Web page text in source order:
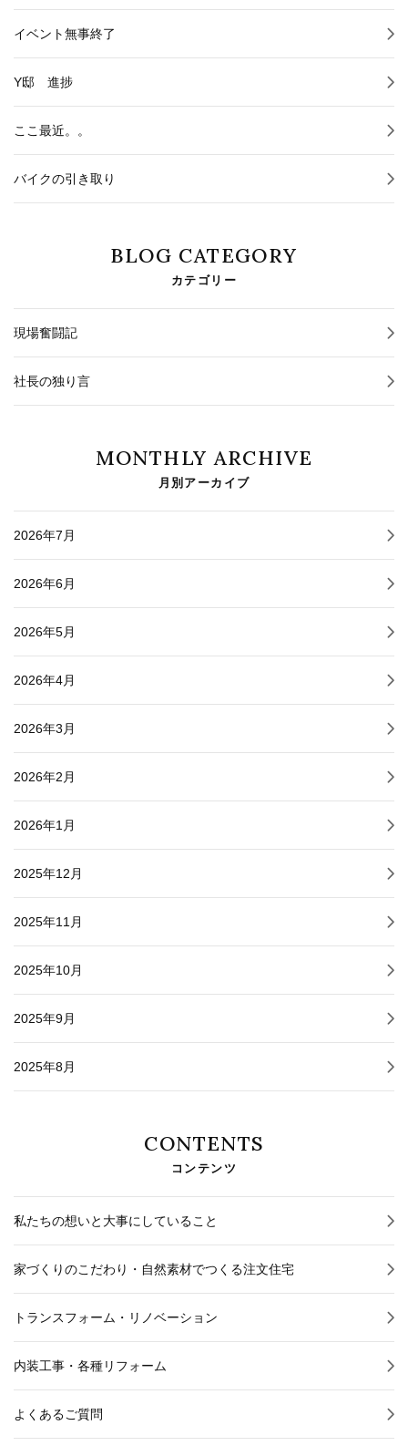
イベント無事終了
Y邸 進捗
ここ最近。。
バイクの引き取り
BLOG CATEGORY
カテゴリー
現場奮闘記
社長の独り言
MONTHLY ARCHIVE
月別アーカイブ
2026年7月
2026年6月
2026年5月
2026年4月
2026年3月
2026年2月
2026年1月
2025年12月
2025年11月
2025年10月
2025年9月
2025年8月
CONTENTS
コンテンツ
私たちの想いと大事にしていること
家づくりのこだわり・自然素材でつくる注文住宅
トランスフォーム・リノベーション
内装工事・各種リフォーム
よくあるご質問